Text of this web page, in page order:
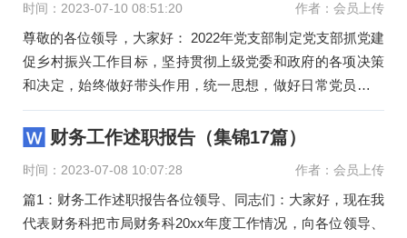
时间：2023-07-10 08:51:20 作者：会员上传
尊敬的各位领导，大家好： 2022年党支部制定党支部抓党建
促乡村振兴工作目标，坚持贯彻上级党委和政府的各项决策
和决定，始终做好带头作用，统一思想，做好日常党员教育
的同时抓好落实
财务工作述职报告（集锦17篇）
时间：2023-07-08 10:07:28 作者：会员上传
篇1：财务工作述职报告各位领导、同志们：大家好，现在我
代表财务科把市局财务科20xx年度工作情况，向各位领导、